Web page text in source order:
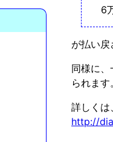
6
が払い戻
同様に
られます。
詳しくは
http://